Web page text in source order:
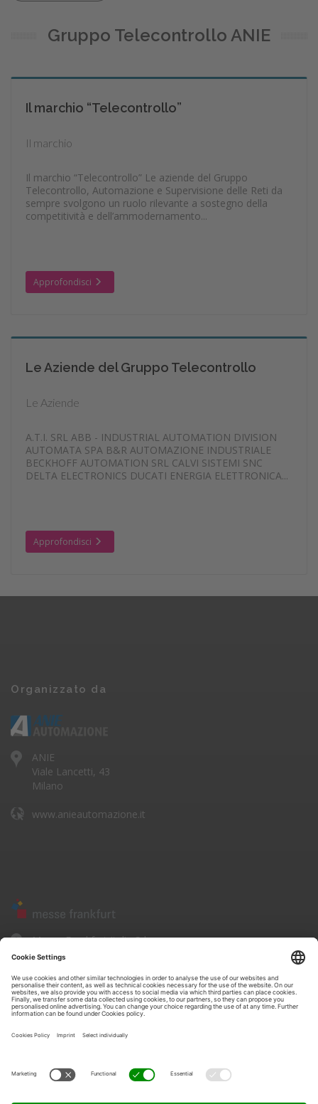
Gruppo Telecontrollo ANIE
Il marchio “Telecontrollo”
Il marchio
Il marchio “Telecontrollo” Le aziende del Gruppo
Telecontrollo, Automazione e Supervisione delle Reti da
sempre svolgono un ruolo rilevante a sostegno della
competitività e dell’ammodernamento...
Approfondisci
Le Aziende del Gruppo Telecontrollo
Le Aziende
A.T.I. SRL ABB - INDUSTRIAL AUTOMATION DIVISION
AUTOMATA SPA B&R AUTOMAZIONE INDUSTRIALE
BECKHOFF AUTOMATION SRL CALVI SISTEMI SNC
DELTA ELECTRONICS DUCATI ENERGIA ELETTRONICA...
Approfondisci
Organizzato da
ANIE
Viale Lancetti, 43
Milano
www.anieautomazione.it
Messe Frankfurt Italia Srl
Corso Sempione, 68
www.messefrankfurt.it